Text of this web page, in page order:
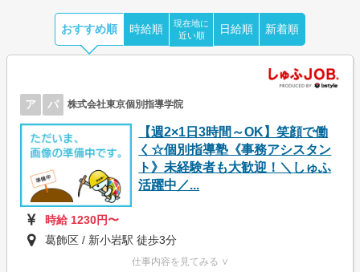
おすすめ順 時給順
現在地に
近い順
日給順 新着順
ア パ 株式会社東京個別指導学院
【週2×1日3時間～OK】笑顔で働
く☆個別指導塾《事務アシスタン
ト》未経験者も大歓迎！＼しゅふ
活躍中／...
時給 1230円〜
葛飾区 / 新小岩駅 徒歩3分
仕事内容を見てみる ∨